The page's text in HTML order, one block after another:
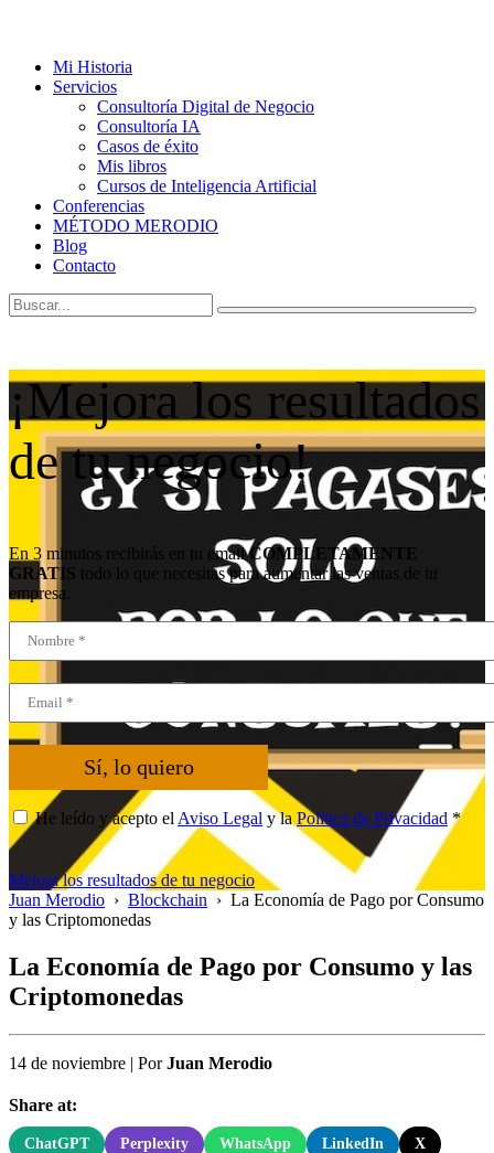
Mi Historia
Servicios
Consultoría Digital de Negocio
Consultoría IA
Casos de éxito
Mis libros
Cursos de Inteligencia Artificial
Conferencias
MÉTODO MERODIO
Blog
Contacto
¡Mejora los resultados
de tu negocio!
En 3 minutos recibirás en tu emailCOMPLETAMENTE
GRATIS todo lo que necesitas para aumentar las ventas de tu
empresa.
Sí, lo quiero
He leído y acepto el Aviso Legal y laPolítica de Privacidad *
Mejora los resultados de tu negocio
Juan Merodio › Blockchain › La Economía de Pago por Consumo
y las Criptomonedas
La Economía de Pago por Consumo y las
Criptomonedas
14 de noviembre | PorJuan Merodio
Share at:
ChatGPT Perplexity WhatsApp LinkedIn X